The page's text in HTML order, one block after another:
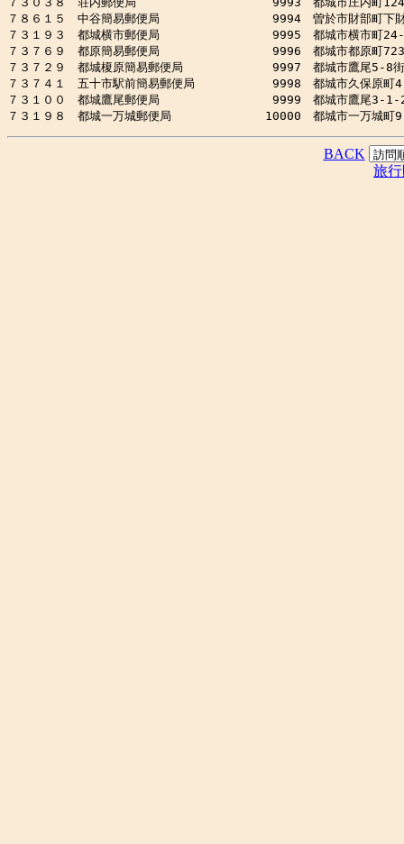
７８６１５　中谷簡易郵便局　　　　　　　　　 9994　曽於市財部町下
７３１９３　都城横市郵便局　　　　　　　　　 9995　都城市横市町
７３７６９　都原簡易郵便局　　　　　　　　　 9996　都城市都原町
７３７２９　都城榎原簡易郵便局　　　　　　　 9997　都城市鷹尾5-8
７３７４１　五十市駅前簡易郵便局　　　　　　 9998　都城市久保原町
７３１００　都城鷹尾郵便局　　　　　　　　　 9999　都城市鷹尾3-1-
BACK
旅